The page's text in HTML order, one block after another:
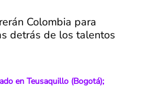
Colombia para
detrás de los talentos
en Teusaquillo (Bogotá);